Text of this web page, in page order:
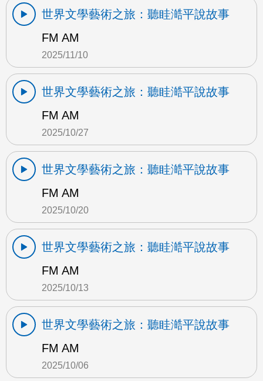
世界文學藝術之旅：聽眭澔平說故事
FM AM
2025/11/10
世界文學藝術之旅：聽眭澔平說故事
FM AM
2025/10/27
世界文學藝術之旅：聽眭澔平說故事
FM AM
2025/10/20
世界文學藝術之旅：聽眭澔平說故事
FM AM
2025/10/13
世界文學藝術之旅：聽眭澔平說故事
FM AM
2025/10/06